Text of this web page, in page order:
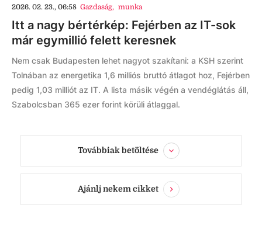
2026. 02. 23., 06:58 Gazdaság, munka
Itt a nagy bértérkép: Fejérben az IT-sok
már egymillió felett keresnek
Nem csak Budapesten lehet nagyot szakítani: a KSH szerint
Tolnában az energetika 1,6 milliós bruttó átlagot hoz, Fejérben
pedig 1,03 milliót az IT. A lista másik végén a vendéglátás áll,
Szabolcsban 365 ezer forint körüli átlaggal.
Továbbiak betöltése
Ajánlj nekem cikket